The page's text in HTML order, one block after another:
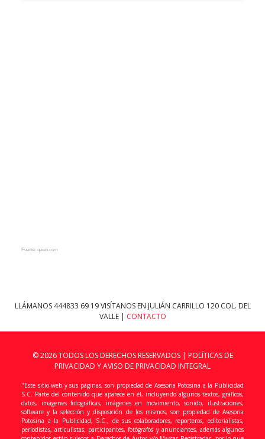
Fuente: quien.com
LLÁMANOS 444833 69 19VISÍTANOS EN JULIÁN CARRILLO 120 COL. DEL
VALLE | CONTACTO
© 2026 TODOS LOS DERECHOS RESERVADOS | POLÍTICAS DE
PRIVACIDAD Y AVISO DE PRIVACIDAD INTEGRAL
"Este sitio web y sus páginas, son propiedad de Asesoria Potosina a la Publicidad
S.C. Parte del contenido que aparece en él, incluyendo algunos textos, gráficos,
datos, imágenes fotográficas, imágenes en movimiento, sonido, ilustraciones,
software y la selección y disposición de los mismos, son propiedad de Asesoria
Potosina a la Publicidad, S.C., de sus colaboradores, reporteros, editorialistas,
periodistas, articulistas, participantes, fotógrafos y anunciantes, además algunos